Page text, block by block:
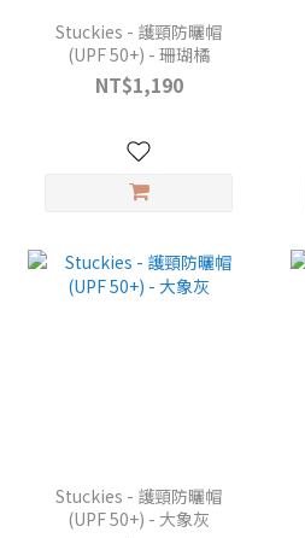
Stuckies - 護頸防曬帽
(UPF 50+) - 珊瑚橘
NT$1,190
Stuckies - 護頸防曬帽
(UPF 50+) - 大象灰